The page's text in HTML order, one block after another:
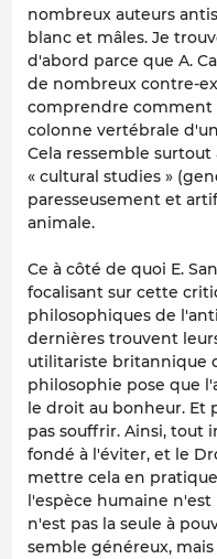
nombreux auteurs
blanc et mâles. Je
d'abord parce que A.
de nombreux contre-
comprendre
colonne vertébrale
Cela ressemble
« cultural studies »
paresseusement et
animale.
Ce à côté de quoi E.
focalisant sur cette
philosophiques de
dernières trouvent
utilitariste britannique
philosophie pose que
le droit au bonheur. Et
pas souffrir. Ainsi, tout
fondé à l'éviter, et le
mettre cela en
l'espèce humaine n'est
n'est pas la seule à
semble généreux,